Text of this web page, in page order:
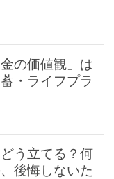
の価値観」は
・ライフプラ
う立てる？何
後悔しないた